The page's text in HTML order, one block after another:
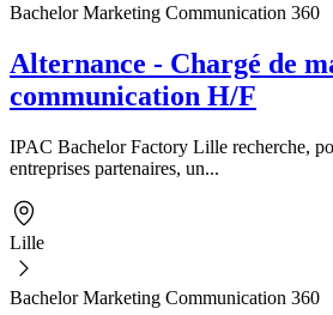
Bachelor Marketing Communication 360
Alternance - Chargé de
communication H/F
IPAC Bachelor Factory Lille recherche,
entreprises partenaires, un...
Lille
Bachelor Marketing Communication 360